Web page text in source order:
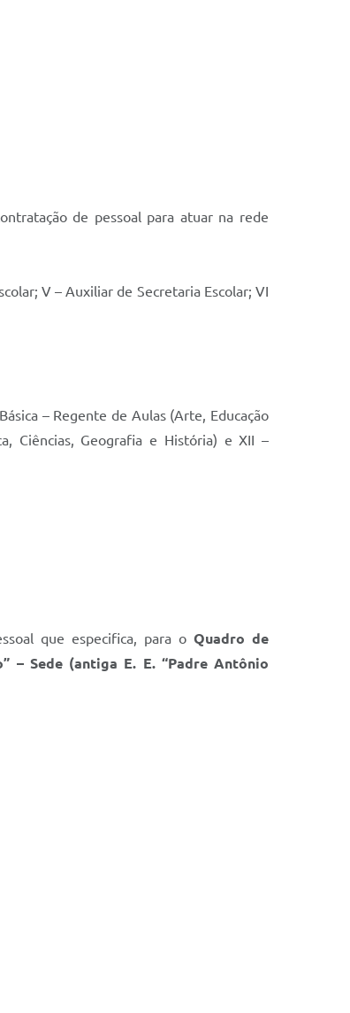
de pessoal para atuar na rede
V – Auxiliar de Secretaria Escolar; VI
– Regente de Aulas (Arte, Educação
Ciências, Geografia e História) e XII –
que especifica, para o Quadro de
– Sede (antiga E. E. “Padre Antônio